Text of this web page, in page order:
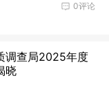
0评论
调查局2025年度
晓